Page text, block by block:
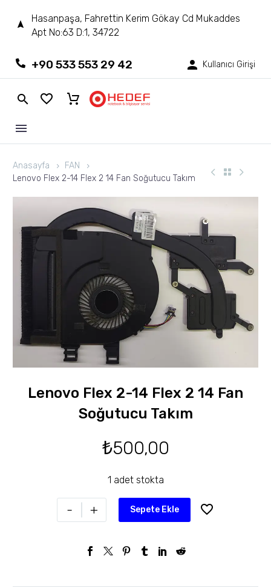
Hasanpaşa, Fahrettin Kerim Gökay Cd Mukaddes
Apt No:63 D:1, 34722
+90 533 553 29 42 Kullanıcı Girişi
Anasayfa
FAN
Lenovo Flex 2-14 Flex 2 14 Fan Soğutucu Takım
Lenovo Flex 2-14 Flex 2 14 Fan
Soğutucu Takım
₺500,00
1 adet stokta
- + Sepete Ekle